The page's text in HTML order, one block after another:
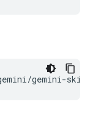
gemini-